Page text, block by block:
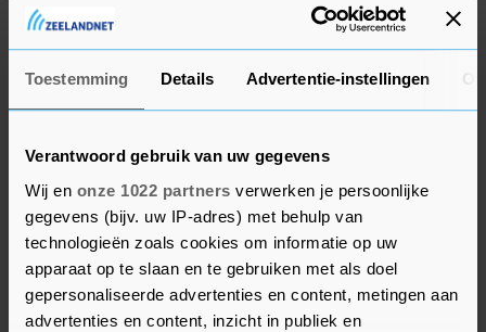
Toestemming Details Advertentie-instellingen
Verantwoord gebruik van uw gegevens
Wij en onze 1022 partners verwerken je persoonlijke
gegevens (bijv. uw IP-adres) met behulp van
technologieën zoals cookies om informatie op uw
apparaat op te slaan en te gebruiken met als doel
gepersonaliseerde advertenties en content, metingen aan
advertenties en content, inzicht in publiek en